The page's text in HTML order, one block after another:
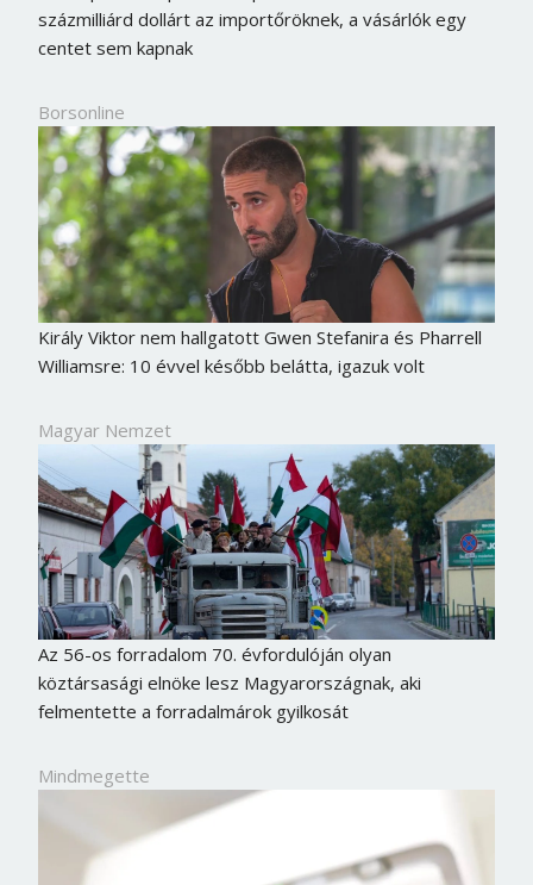
százmilliárd dollárt az importőröknek, a vásárlók egy
centet sem kapnak
Borsonline
Király Viktor nem hallgatott Gwen Stefanira és Pharrell
Williamsre: 10 évvel később belátta, igazuk volt
Magyar Nemzet
Az 56-os forradalom 70. évfordulóján olyan
köztársasági elnöke lesz Magyarországnak, aki
felmentette a forradalmárok gyilkosát
Mindmegette